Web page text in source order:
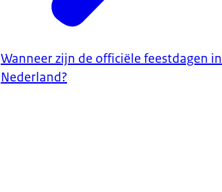
Wanneer zijn de officiële feestdagen in
Nederland?